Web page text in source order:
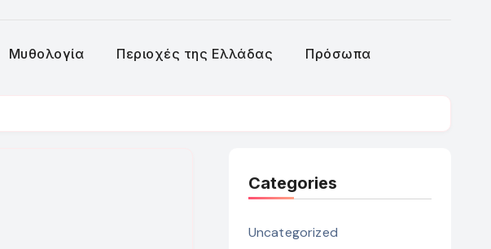
Μυθολογία Περιοχές της Ελλάδας Πρόσωπα
Categories
Uncategorized